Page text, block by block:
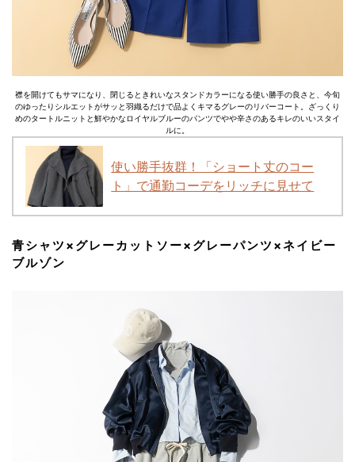
襟を開けてもサマになり、閉じるときれいなスタンドカラーになる使い勝手の良さと、今旬
のゆったりシルエットがサッと羽織るだけで品よくキマるグレーのリバーコート。ざっくり
めのタートルニットと鮮やかなロイヤルブルーのパンツでやや辛さのあるキレのいいスタイ
ルに。
使い勝手抜群！「ショート丈のコー
ト」で通勤コーデをリッチに見せて
青シャツ×グレーカットソー×グレーパンツ×ネイビー
ブルゾン